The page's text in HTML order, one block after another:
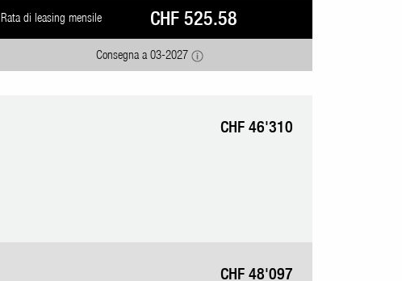
Rata di leasing mensile CHF 525.58
Consegna a 03-2027
CHF 46'310
CHF 48'097